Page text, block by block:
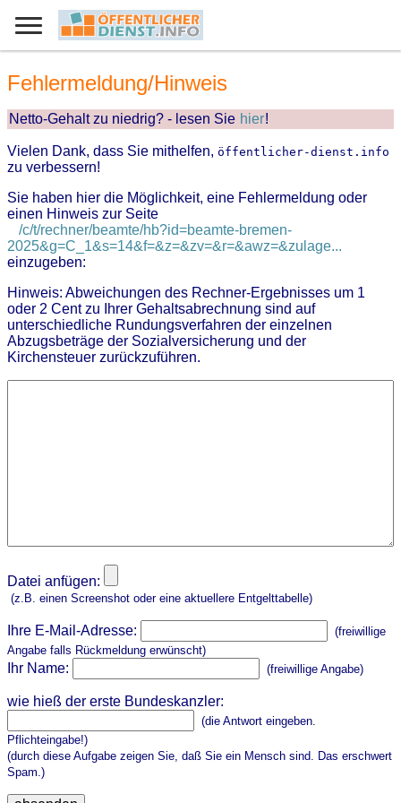
Fehlermeldung/Hinweis
Netto-Gehalt zu niedrig? - lesen Sie hier!
Vielen Dank, dass Sie mithelfen, öffentlicher-dienst.info
zu verbessern!
Sie haben hier die Möglichkeit, eine Fehlermeldung oder
einen Hinweis zur Seite
/c/t/rechner/beamte/hb?id=beamte-bremen-
2025&g=C_1&s=14&f=&z=&zv=&r=&awz=&zulage...
einzugeben:
Hinweis: Abweichungen des Rechner-Ergebnisses um 1
oder 2 Cent zu Ihrer Gehaltsabrechnung sind auf
unterschiedliche Rundungsverfahren der einzelnen
Abzugsbeträge der Sozialversicherung und der
Kirchensteuer zurückzuführen.
Datei anfügen:
(z.B. einen Screenshot oder eine aktuellere Entgelttabelle)
Ihre E-Mail-Adresse:
(freiwillige
Angabe falls Rückmeldung erwünscht)
Ihr Name: (freiwillige Angabe)
wie hieß der erste Bundeskanzler:
(die Antwort eingeben.
Pflichteingabe!)
(durch diese Aufgabe zeigen Sie, daß Sie ein Mensch sind. Das erschwert
Spam.)